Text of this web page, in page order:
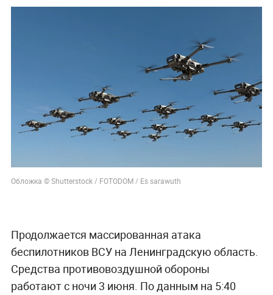
Обложка © Shutterstock / FOTODOM / Es sarawuth
Продолжается массированная атака
беспилотников ВСУ на Ленинградскую область.
Средства противовоздушной обороны
работают с ночи 3 июня. По данным на 5:40